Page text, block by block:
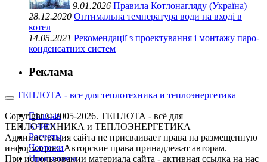
9.01.2026 Правила Котлонагляду (Україна)
28.12.2020 Оптимальна температура води на вході в
котел
14.05.2021 Рекомендації з проектування і монтажу паро-
конденсатних систем
Реклама
ТЕПЛОТА - все для теплотехника и теплоэнергетика
Главная
Книги
Расчеты
Чертежи
Программы
Copyright © 2005-2026. ТЕПЛОТА - всё для
ТЕПЛОТЕХНИКА и ТЕПЛОЭНЕРГЕТИКА
Администрация сайта не присваивает права на размещенную
информацию. Авторские права принадлежат авторам.
При использовании материала сайта - активная ссылка на нас